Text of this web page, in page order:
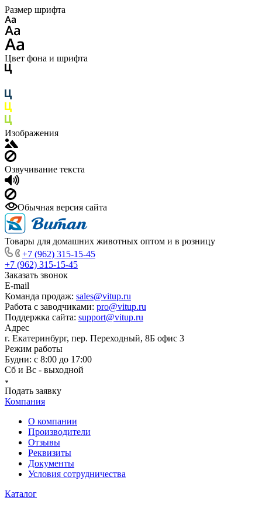
Размер шрифта
Цвет фона и шрифта
Изображения
Озвучивание текста
Обычная версия сайта
Товары для домашних животных оптом и в розницу
+7 (962) 315-15-45
+7 (962) 315-15-45
Заказать звонок
E-mail
Команда продаж: sales@vitup.ru
Работа с заводчиками: pro@vitup.ru
Поддержка сайта: support@vitup.ru
Адрес
г. Екатеринбург, пер. Переходный, 8Б офис 3
Режим работы
Будни: с 8:00 до 17:00
Сб и Вс - выходной
Подать заявку
Компания
О компании
Производители
Отзывы
Реквизиты
Документы
Условия сотрудничества
Каталог